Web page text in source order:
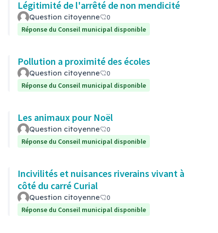
Légitimité de l'arrêté de non mendicité
Question citoyenne
0
Réponse du Conseil municipal disponible
Pollution a proximité des écoles
Question citoyenne
0
Réponse du Conseil municipal disponible
Les animaux pour Noël
Question citoyenne
0
Réponse du Conseil municipal disponible
Incivilités et nuisances riverains vivant à
côté du carré Curial
Question citoyenne
0
Réponse du Conseil municipal disponible